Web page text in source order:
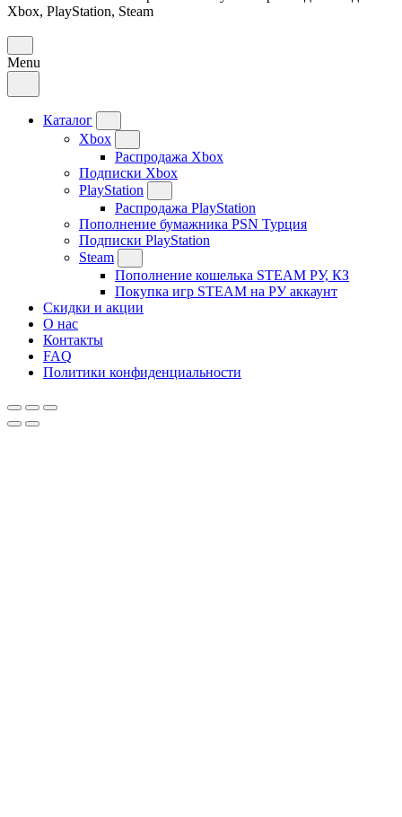
Xbox, PlayStation, Steam
Menu
Каталог
Xbox
Распродажа Xbox
Подписки Xbox
PlayStation
Распродажа PlayStation
Пополнение бумажника PSN Турция
Подписки PlayStation
Steam
Пополнение кошелька STEAM РУ, КЗ
Покупка игр STEAM на РУ аккаунт
Скидки и акции
О нас
Контакты
FAQ
Политики конфиденциальности